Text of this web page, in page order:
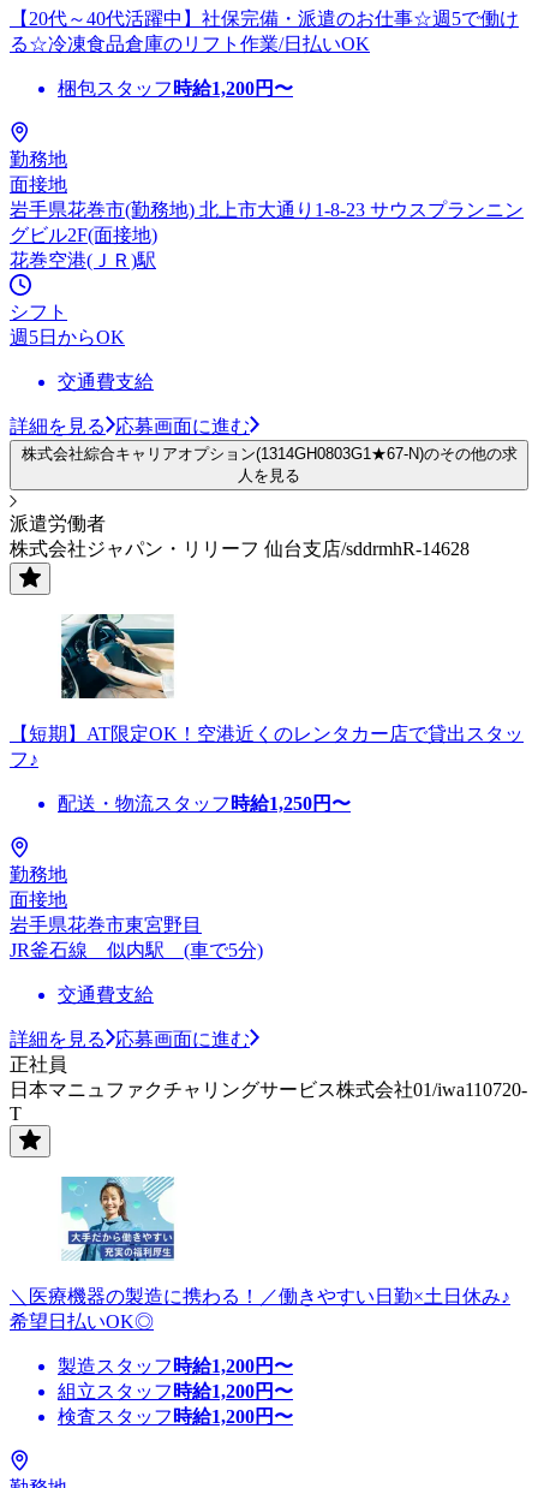
【20代～40代活躍中】社保完備・派遣のお仕事☆週5で働け
る☆冷凍食品倉庫のリフト作業/日払いOK
梱包スタッフ 時給1,200円〜
勤務地
面接地
岩手県花巻市(勤務地) 北上市大通り1-8-23 サウスプランニン
グビル2F(面接地)
花巻空港(ＪＲ)駅
シフト
週5日からOK
交通費支給
詳細を見る 応募画面に進む
株式会社綜合キャリアオプション(1314GH0803G1★67-N)のその他の求
人を見る
派遣労働者
株式会社ジャパン・リリーフ 仙台支店/sddrmhR-14628
【短期】AT限定OK！空港近くのレンタカー店で貸出スタッ
フ♪
配送・物流スタッフ 時給1,250円〜
勤務地
面接地
岩手県花巻市東宮野目
JR釜石線 似内駅 (車で5分)
交通費支給
詳細を見る
応募画面に進む
正社員
日本マニュファクチャリングサービス株式会社01/iwa110720-
T
＼医療機器の製造に携わる！／働きやすい日勤×土日休み♪
希望日払いOK◎
製造スタッフ 時給1,200円〜
組立スタッフ 時給1,200円〜
検査スタッフ 時給1,200円〜